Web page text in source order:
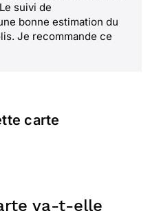
suivi de
bonne estimation du
Je recommande ce
carte
va-t-elle